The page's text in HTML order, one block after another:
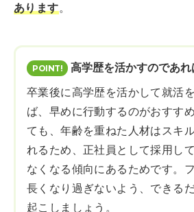
あります。
高学歴を活かすのであ
卒業後に高学歴を活かして就活
ば、早めに行動するのがおすす
ても、年齢を重ねた人材はスキ
れるため、正社員として採用し
なくなる傾向にあるためです。
長くなり過ぎないよう、できる
起こしましょう。